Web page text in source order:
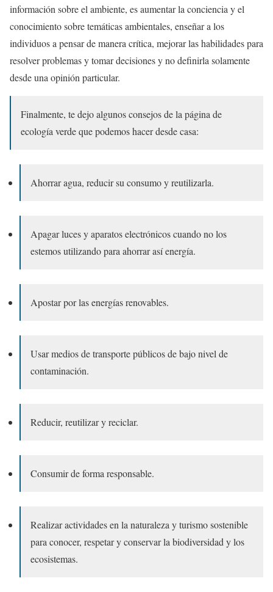
información sobre el ambiente, es aumentar la conciencia y el
conocimiento sobre temáticas ambientales, enseñar a los
individuos a pensar de manera crítica, mejorar las habilidades para
resolver problemas y tomar decisiones y no definirla solamente
desde una opinión particular.
Finalmente, te dejo algunos consejos de la página de
ecología verde que podemos hacer desde casa:
Ahorrar agua, reducir su consumo y reutilizarla.
Apagar luces y aparatos electrónicos cuando no los
estemos utilizando para ahorrar así energía.
Apostar por las energías renovables.
Usar medios de transporte públicos de bajo nivel de
contaminación.
Reducir, reutilizar y reciclar.
Consumir de forma responsable.
Realizar actividades en la naturaleza y turismo sostenible
para conocer, respetar y conservar la biodiversidad y los
ecosistemas.